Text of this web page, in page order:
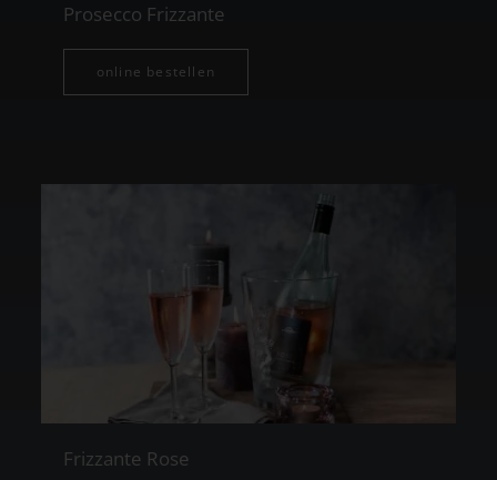
Prosecco Frizzante
online bestellen
Frizzante Rose